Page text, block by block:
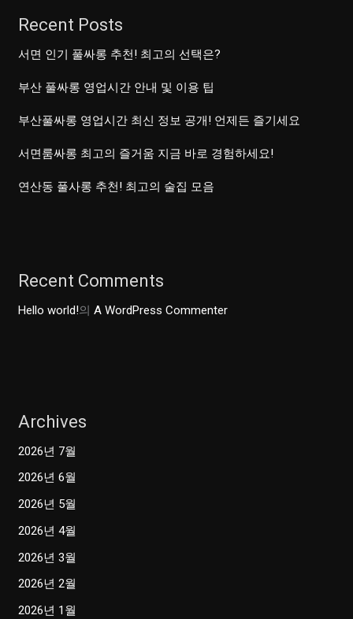
시
간!
Recent Posts
서면 인기 풀싸롱 추천! 최고의 선택은?
부산 풀싸롱 영업시간 안내 및 이용 팁
부산풀싸롱 영업시간 최신 정보 공개! 언제든 즐기세요
서면룸싸롱 최고의 즐거움 지금 바로 경험하세요!
연산동 풀사롱 추천! 최고의 술집 모음
Recent Comments
Hello world!의A WordPress Commenter
Archives
2026년 7월
2026년 6월
2026년 5월
2026년 4월
2026년 3월
2026년 2월
2026년 1월